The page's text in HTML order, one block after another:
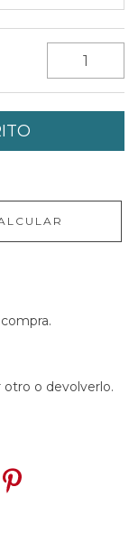
o devolverlo.